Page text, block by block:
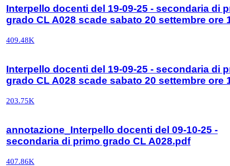
Interpello docenti del 19-09-25 - secondaria di
grado CL A028 scade sabato 20 settembre ore
409.48K
Interpello docenti del 19-09-25 - secondaria di
grado CL A028 scade sabato 20 settembre ore
203.75K
annotazione_Interpello docenti del 09-10-25 -
secondaria di primo grado CL A028.pdf
407.86K